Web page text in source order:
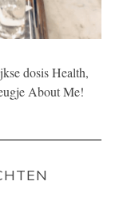
dosis Health,
About Me!